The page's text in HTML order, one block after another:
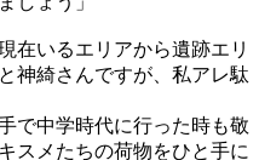
在いるエリアから遺跡エリ
神綺さんですが、私アレ駄
で中学時代に行った時も敬
スメたちの荷物をひと手に